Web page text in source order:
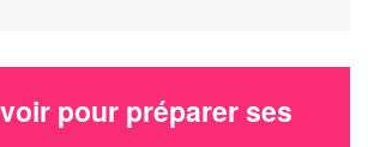
pour préparer ses